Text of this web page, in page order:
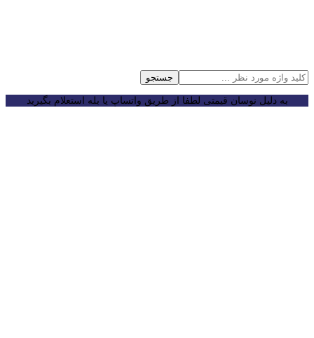
جستجو
به دلیل نوسان قیمتی لطفا از طریق واتساپ یا بله استعلام بگیرید